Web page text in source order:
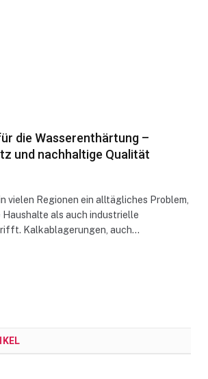
die Wasserenthärtung –
und nachhaltige Qualität
vielen Regionen ein alltägliches Problem,
als auch industrielle
Kalkablagerungen, auch…